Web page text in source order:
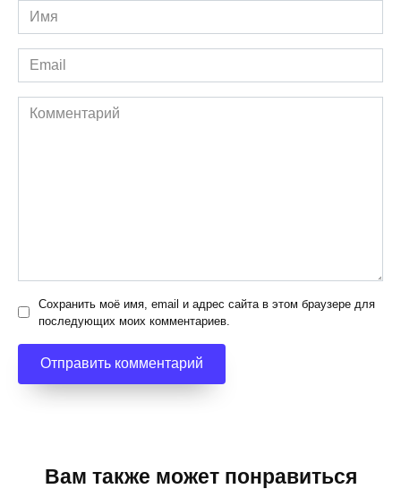
Имя
*
Email
*
Комментарий
Сохранить моё имя, email и адрес сайта в этом браузере для
последующих моих комментариев.
Вам также может понравиться